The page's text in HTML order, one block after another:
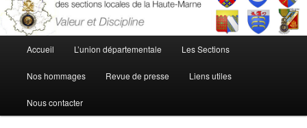
principal
Accueil L’union départementale Les Sections
Nos hommages Revue de presse Liens utiles
Nous contacter